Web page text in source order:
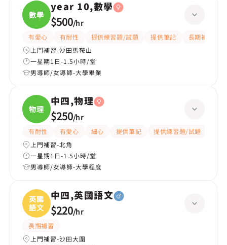
數學
year 10,數學
$500/hr
有愛心 有耐性 提供練習題/試題 提供筆記
長期補習
上門補習-沙田馬鞍山
一星期1日-1.5小時/堂
男導師/女導師-大學畢業
物理
中四,物理
$250/hr
有耐性 有愛心 細心 提供筆記 提供練習題/試題
上門補習-北角
一星期1日-1.5小時/堂
男導師/女導師-大學程度
英國
語文
中四,英國語文
$220/hr
長期補習
上門補習-沙田大圍